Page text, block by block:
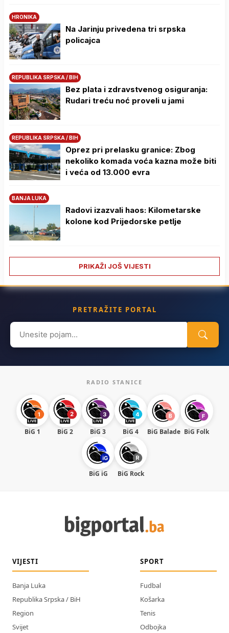
HRONIKA
Na Јarinju privedena tri srpska
policajca
REPUBLIKA SRPSKA / BIH
Bez plata i zdravstvenog osiguranja:
Rudari treću noć proveli u jami
REPUBLIKA SRPSKA / BIH
Oprez pri prelasku granice: Zbog
nekoliko komada voća kazna može biti
i veća od 13.000 evra
BANJA LUKA
Radovi izazvali haos: Kilometarske
kolone kod Prijedorske petlje
PRIKAŽI JOŠ VIJESTI
PRETRAŽITE PORTAL
Search
for:
RADIO STANICE
BiG 1 BiG 2 BiG 3 BiG 4 BiG Balade BiG Folk
BiG iG BiG Rock
VIJESTI
Banja Luka
Republika Srpska / BiH
Region
Svijet
SPORT
Fudbal
Košarka
Tenis
Odbojka